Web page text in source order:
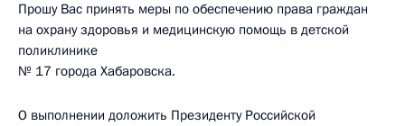
Прошу Вас принять меры по обеспечению права граждан
на охрану здоровья и медицинскую помощь в детской
поликлинике
№ 17 города Хабаровска.
О выполнении доложить Президенту Российской